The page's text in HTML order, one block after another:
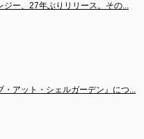
ジー、27年ぶりリリース。その...
・アット・シェルガーデン』につ...